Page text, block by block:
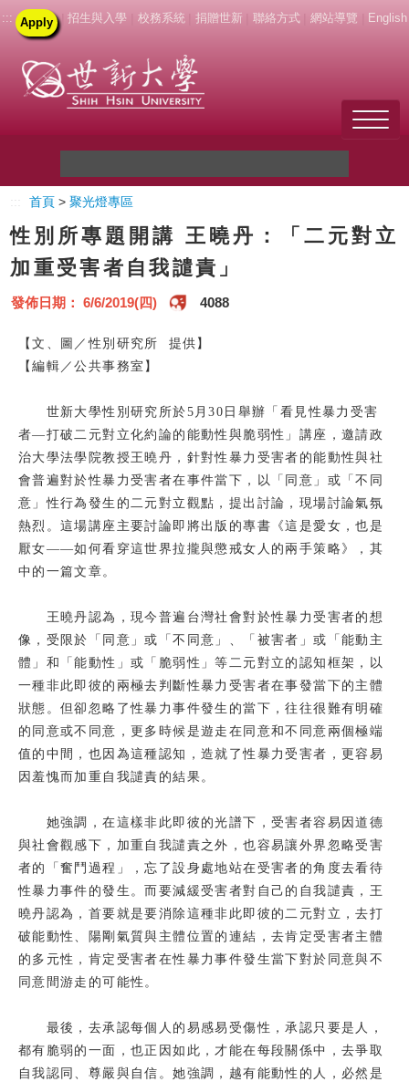
::: Apply | 招生與入學 校務系統 捐贈世新 聯絡方式 網站導覽 English
關於世新
未來學生
新生
在校生
校友
媒體
首頁 >聚光燈專區
性別所專題開講 王曉丹：「二元對立
加重受害者自我譴責」
發佈日期： 6/6/2019(四) 4088
【文、圖／性別研究所 提供】
【編輯／公共事務室】
世新大學性別研究所於5月30日舉辦「看見性暴力受害
者—打破二元對立化約論的能動性與脆弱性」講座，邀請政
治大學法學院教授王曉丹，針對性暴力受害者的能動性與社
會普遍對於性暴力受害者在事件當下，以「同意」或「不同
意」性行為發生的二元對立觀點，提出討論，現場討論氣氛
熱烈。這場講座主要討論即將出版的專書《這是愛女，也是
厭女——如何看穿這世界拉攏與懲戒女人的兩手策略》，其
中的一篇文章。
王曉丹認為，現今普遍台灣社會對於性暴力受害者的想
像，受限於「同意」或「不同意」、「被害者」或「能動主
體」和「能動性」或「脆弱性」等二元對立的認知框架，以
一種非此即彼的兩極去判斷性暴力受害者在事發當下的主體
狀態。但卻忽略了性暴力事件發生的當下，往往很難有明確
的同意或不同意，更多時候是遊走在同意和不同意兩個極端
值的中間，也因為這種認知，造就了性暴力受害者，更容易
因羞愧而加重自我譴責的結果。
她強調，在這樣非此即彼的光譜下，受害者容易因道德
與社會觀感下，加重自我譴責之外，也容易讓外界忽略受害
者的「奮鬥過程」，忘了設身處地站在受害者的角度去看待
性暴力事件的發生。而要減緩受害者對自己的自我譴責，王
曉丹認為，首要就是要消除這種非此即彼的二元對立，去打
破能動性、陽剛氣質與主體位置的連結，去肯定受害者主體
的多元性，肯定受害者在性暴力事件發生當下對於同意與不
同意間游走的可能性。
最後，去承認每個人的易感易受傷性，承認只要是人，
都有脆弱的一面，也正因如此，才能在每段關係中，去爭取
自我認同、尊嚴與自信。她強調，越有能動性的人，必然是